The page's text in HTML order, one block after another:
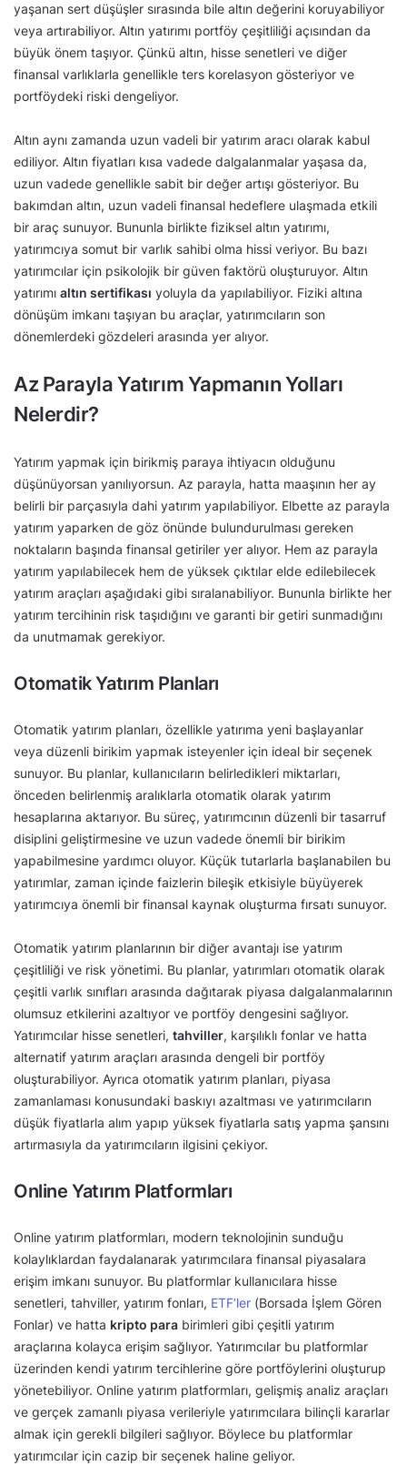
yaşanan sert düşüşler sırasında bile altın değerini koruyabiliyor
veya artırabiliyor. Altın yatırımı portföy çeşitliliği açısından da
büyük önem taşıyor. Çünkü altın, hisse senetleri ve diğer
finansal varlıklarla genellikle ters korelasyon gösteriyor ve
portföydeki riski dengeliyor.
Altın aynı zamanda uzun vadeli bir yatırım aracı olarak kabul
ediliyor. Altın fiyatları kısa vadede dalgalanmalar yaşasa da,
uzun vadede genellikle sabit bir değer artışı gösteriyor. Bu
bakımdan altın, uzun vadeli finansal hedeflere ulaşmada etkili
bir araç sunuyor. Bununla birlikte fiziksel altın yatırımı,
yatırımcıya somut bir varlık sahibi olma hissi veriyor. Bu bazı
yatırımcılar için psikolojik bir güven faktörü oluşturuyor. Altın
yatırımı altın sertifikası yoluyla da yapılabiliyor. Fiziki altına
dönüşüm imkanı taşıyan bu araçlar, yatırımcıların son
dönemlerdeki gözdeleri arasında yer alıyor.
Az Parayla Yatırım Yapmanın Yolları
Nelerdir?
Yatırım yapmak için birikmiş paraya ihtiyacın olduğunu
düşünüyorsan yanılıyorsun. Az parayla, hatta maaşının her ay
belirli bir parçasıyla dahi yatırım yapılabiliyor. Elbette az parayla
yatırım yaparken de göz önünde bulundurulması gereken
noktaların başında finansal getiriler yer alıyor. Hem az parayla
yatırım yapılabilecek hem de yüksek çıktılar elde edilebilecek
yatırım araçları aşağıdaki gibi sıralanabiliyor. Bununla birlikte her
yatırım tercihinin risk taşıdığını ve garanti bir getiri sunmadığını
da unutmamak gerekiyor.
Otomatik Yatırım Planları
Otomatik yatırım planları, özellikle yatırıma yeni başlayanlar
veya düzenli birikim yapmak isteyenler için ideal bir seçenek
sunuyor. Bu planlar, kullanıcıların belirledikleri miktarları,
önceden belirlenmiş aralıklarla otomatik olarak yatırım
hesaplarına aktarıyor. Bu süreç, yatırımcının düzenli bir tasarruf
disiplini geliştirmesine ve uzun vadede önemli bir birikim
yapabilmesine yardımcı oluyor. Küçük tutarlarla başlanabilen bu
yatırımlar, zaman içinde faizlerin bileşik etkisiyle büyüyerek
yatırımcıya önemli bir finansal kaynak oluşturma fırsatı sunuyor.
Otomatik yatırım planlarının bir diğer avantajı ise yatırım
çeşitliliği ve risk yönetimi. Bu planlar, yatırımları otomatik olarak
çeşitli varlık sınıfları arasında dağıtarak piyasa dalgalanmalarının
olumsuz etkilerini azaltıyor ve portföy dengesini sağlıyor.
Yatırımcılar hisse senetleri, tahviller, karşılıklı fonlar ve hatta
alternatif yatırım araçları arasında dengeli bir portföy
oluşturabiliyor. Ayrıca otomatik yatırım planları, piyasa
zamanlaması konusundaki baskıyı azaltması ve yatırımcıların
düşük fiyatlarla alım yapıp yüksek fiyatlarla satış yapma şansını
artırmasıyla da yatırımcıların ilgisini çekiyor.
Online Yatırım Platformları
Online yatırım platformları, modern teknolojinin sunduğu
kolaylıklardan faydalanarak yatırımcılara finansal piyasalara
erişim imkanı sunuyor. Bu platformlar kullanıcılara hisse
senetleri, tahviller, yatırım fonları, ETF’ler (Borsada İşlem Gören
Fonlar) ve hatta kripto para birimleri gibi çeşitli yatırım
araçlarına kolayca erişim sağlıyor. Yatırımcılar bu platformlar
üzerinden kendi yatırım tercihlerine göre portföylerini oluşturup
yönetebiliyor. Online yatırım platformları, gelişmiş analiz araçları
ve gerçek zamanlı piyasa verileriyle yatırımcılara bilinçli kararlar
almak için gerekli bilgileri sağlıyor. Böylece bu platformlar
yatırımcılar için cazip bir seçenek haline geliyor.